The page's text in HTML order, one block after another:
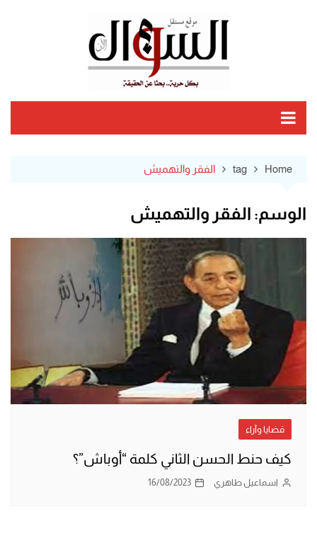
Home
tag الفقر والتهميش
الوسم: الفقر والتهميش
قضايا وآراء
كيف حنط الحسن الثاني كلمة “أوباش”؟
اسماعيل طاهري 16/08/2023